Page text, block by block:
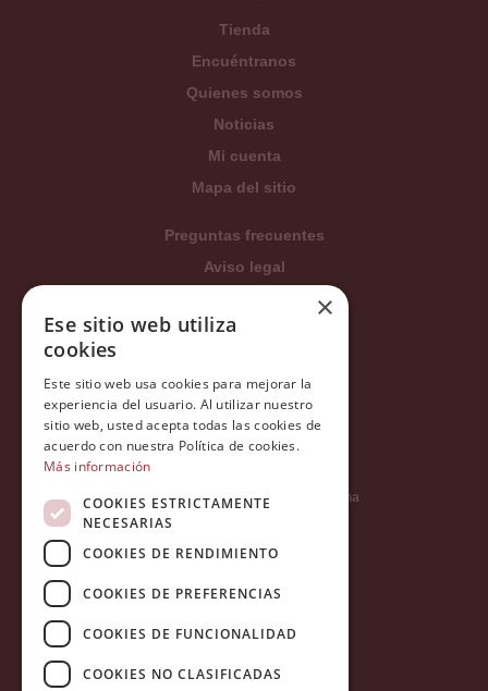
Tienda
Encuéntranos
Quienes somos
Noticias
Mi cuenta
Mapa del sitio
Preguntas frecuentes
Aviso legal
Condiciones generales
Política de privacidad
Política Integrada
Tratamiento de datos
Carrer del Duc, 12 - 08002 Barcelona
×
Ese sitio web utiliza
cookies
Este sitio web usa cookies para mejorar la
experiencia del usuario. Al utilizar nuestro
sitio web, usted acepta todas las cookies de
acuerdo con nuestra Política de cookies.
Más información
COOKIES ESTRICTAMENTE
NECESARIAS
COOKIES DE RENDIMIENTO
COOKIES DE PREFERENCIAS
COOKIES DE FUNCIONALIDAD
COOKIES NO CLASIFICADAS